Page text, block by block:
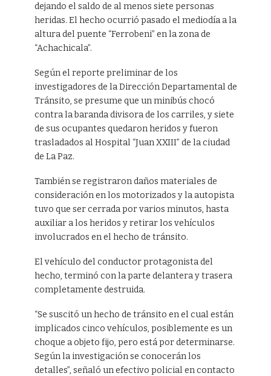
dejando el saldo de al menos siete personas
heridas. El hecho ocurrió pasado el mediodía a la
altura del puente “Ferrobeni” en la zona de
“Achachicala”.
Según el reporte preliminar de los
investigadores de la Dirección Departamental de
Tránsito, se presume que un minibús chocó
contra la baranda divisora de los carriles, y siete
de sus ocupantes quedaron heridos y fueron
trasladados al Hospital “Juan XXIII” de la ciudad
de La Paz.
También se registraron daños materiales de
consideración en los motorizados y la autopista
tuvo que ser cerrada por varios minutos, hasta
auxiliar a los heridos y retirar los vehículos
involucrados en el hecho de tránsito.
El vehículo del conductor protagonista del
hecho, terminó con la parte delantera y trasera
completamente destruida.
“Se suscitó un hecho de tránsito en el cual están
implicados cinco vehículos, posiblemente es un
choque a objeto fijo, pero está por determinarse.
Según la investigación se conocerán los
detalles”, señaló un efectivo policial en contacto